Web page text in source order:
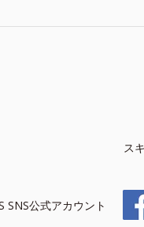
ス
SNS公式アカウント